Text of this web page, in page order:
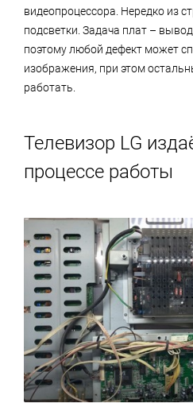
видеопроцессора. Нередко из
подсветки. Задача плат –
поэтому любой дефект может
изображения, при этом
работать.
Телевизор LG
процессе работы